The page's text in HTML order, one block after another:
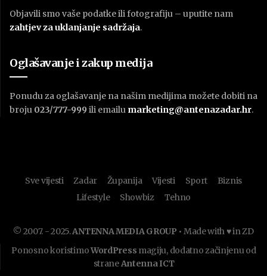
Objavili smo vaše podatke ili fotografiju – uputite nam
zahtjev za uklanjanje sadržaja.
Oglašavanje i zakup medija
Ponudu za oglašavanje na našim medijima možete dobiti na
broju 023/777-999 ili emailu marketing@antenazadar.hr.
Sve vijesti Zadar Županija Vijesti Sport
Biznis
Lifestyle
Showbiz Tehno
© 2007. - 2025.ANTENNA MEDIA GROUP • Made with ♥ in ZD
Ponosno koristimoWordPress magiju, dodatno začinjenu od
straneAntenna ICT